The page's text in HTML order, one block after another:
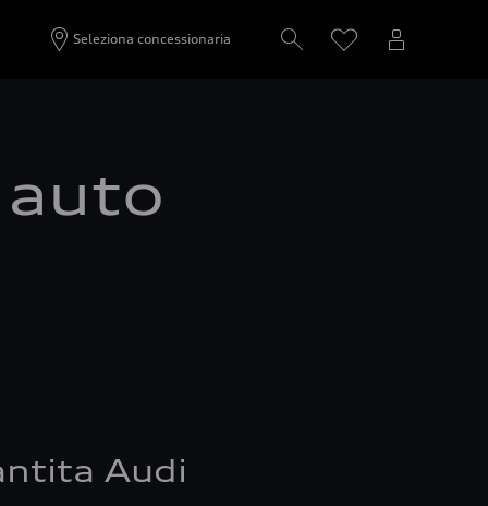
Seleziona concessionaria
Audi